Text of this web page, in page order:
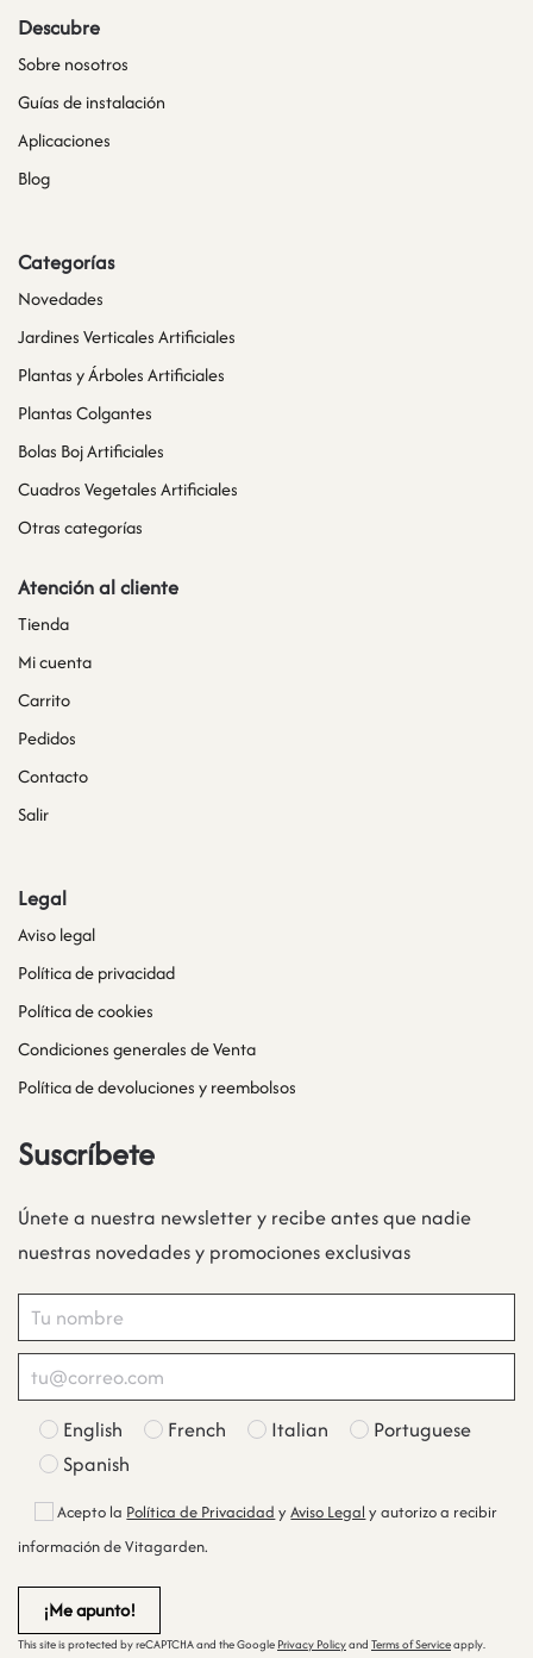
Descubre
Sobre nosotros
Guías de instalación
Aplicaciones
Blog
Categorías
Novedades
Jardines Verticales Artificiales
Plantas y Árboles Artificiales
Plantas Colgantes
Bolas Boj Artificiales
Cuadros Vegetales Artificiales
Otras categorías
Atención al cliente
Tienda
Mi cuenta
Carrito
Pedidos
Contacto
Salir
Legal
Aviso legal
Política de privacidad
Política de cookies
Condiciones generales de Venta
Política de devoluciones y reembolsos
Suscríbete
Únete a nuestra newsletter y recibe antes que nadie
nuestras novedades y promociones exclusivas
English French Italian
Portuguese
Spanish
Acepto la Política de Privacidad yAviso Legal y autorizo a recibir
información de Vitagarden.
This site is protected by reCAPTCHA and the Google Privacy Policyand Terms of Serviceapply.